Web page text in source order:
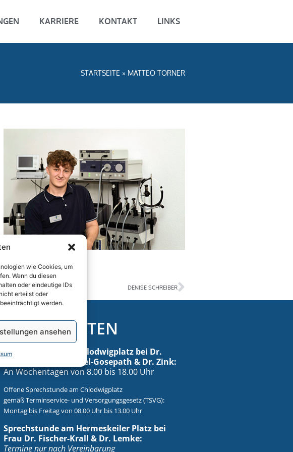
wie Cookies, um
Wenn du diesen
oder eindeutige IDs
erteilst oder
werden.
ansehen
KARRIERE KONTAKT LINKS
STARTSEITE » MATTEO TORNER
DENISE SCHREIBER
SPRECHZEITEN
Sprechstunde am Chlodwigplatz bei Dr.
Betten, Prof. Dr. Eysel-Gosepath & Dr. Zink:
An Wochentagen von 8.00 bis 18.00 Uhr
Offene Sprechstunde am Chlodwigplatz
gemäß Terminservice- und Versorgungsgesetz (TSVG):
Montag bis Freitag von 08.00 Uhr bis 13.00 Uhr
Sprechstunde am Hermeskeiler Platz bei
Frau Dr. Fischer-Krall & Dr. Lemke:
Termine nur nach Vereinbarung